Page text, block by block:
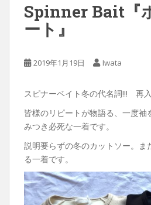
Spinner Bait『
ート』
2019年1月19日 Iwata
スピナーベイト冬の代名詞!!! 再入
皆様のリピートが物語る、一度袖
みつき必死な一着です。
説明要らずの冬のカットソー。ま
る一着です。